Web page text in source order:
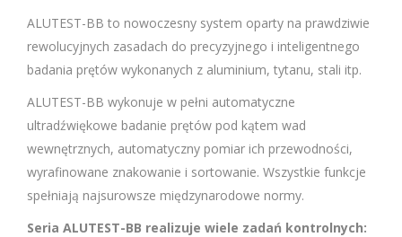
ALUTEST-BB to nowoczesny system oparty na prawdziwie
rewolucyjnych zasadach do precyzyjnego i inteligentnego
badania prętów wykonanych z aluminium, tytanu, stali itp.
ALUTEST-BB wykonuje w pełni automatyczne
ultradźwiękowe badanie prętów pod kątem wad
wewnętrznych, automatyczny pomiar ich przewodności,
wyrafinowane znakowanie i sortowanie. Wszystkie funkcje
spełniają najsurowsze międzynarodowe normy.
Seria ALUTEST-BB realizuje wiele zadań kontrolnych: